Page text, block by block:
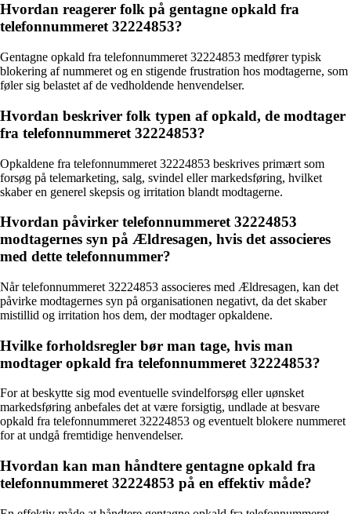
Hvordan reagerer folk på gentagne opkald fra
telefonnummeret 32224853?
Gentagne opkald fra telefonnummeret 32224853 medfører typisk
blokering af nummeret og en stigende frustration hos modtagerne, som
føler sig belastet af de vedholdende henvendelser.
Hvordan beskriver folk typen af opkald, de modtager
fra telefonnummeret 32224853?
Opkaldene fra telefonnummeret 32224853 beskrives primært som
forsøg på telemarketing, salg, svindel eller markedsføring, hvilket
skaber en generel skepsis og irritation blandt modtagerne.
Hvordan påvirker telefonnummeret 32224853
modtagernes syn på Ældresagen, hvis det associeres
med dette telefonnummer?
Når telefonnummeret 32224853 associeres med Ældresagen, kan det
påvirke modtagernes syn på organisationen negativt, da det skaber
mistillid og irritation hos dem, der modtager opkaldene.
Hvilke forholdsregler bør man tage, hvis man
modtager opkald fra telefonnummeret 32224853?
For at beskytte sig mod eventuelle svindelforsøg eller uønsket
markedsføring anbefales det at være forsigtig, undlade at besvare
opkald fra telefonnummeret 32224853 og eventuelt blokere nummeret
for at undgå fremtidige henvendelser.
Hvordan kan man håndtere gentagne opkald fra
telefonnummeret 32224853 på en effektiv måde?